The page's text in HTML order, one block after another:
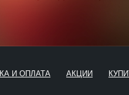
И ОПЛАТА АКЦИИ